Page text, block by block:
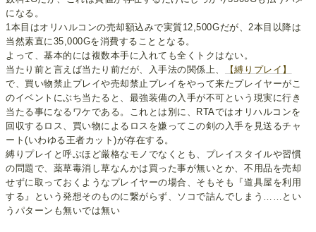
になる。
1本目はオリハルコンの売却額込みで実質12,500Gだが、2本目以降は
当然素直に35,000Gを消費することとなる。
よって、基本的には複数本手に入れても全くトクはない。
当たり前と言えば当たり前だが、入手法の関係上、
【縛りプレイ】
で、買い物禁止プレイや売却禁止プレイをやって来たプレイヤーがこ
のイベントにぶち当たると、最強装備の入手が不可という現実に行き
当たる事になるワケである。これとは別に、RTAではオリハルコンを
回収するロス、買い物によるロスを嫌ってこの剣の入手を見送るチャ
ート(いわゆる王者カット)が存在する。
縛りプレイと呼ぶほど厳格なモノでなくとも、プレイスタイルや習慣
の問題で、薬草毒消し草なんかは買った事が無いとか、不用品を売却
せずに取っておくようなプレイヤーの場合、そもそも『道具屋を利用
する』という発想そのものに繋がらず、ソコで詰んでしまう……とい
うパターンも無いでは無い